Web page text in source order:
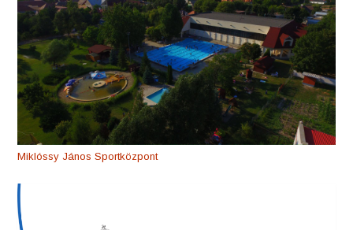
Miklóssy János Sportközpont